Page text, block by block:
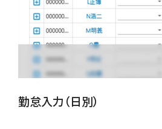
勤怠入力（日別）